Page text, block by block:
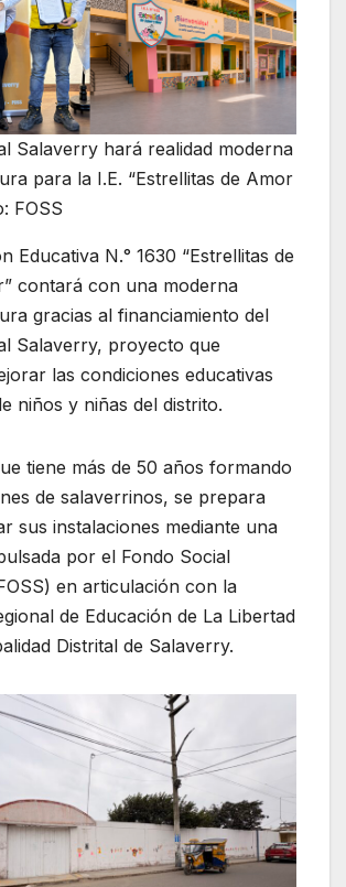
Salaverry hará realidad moderna
para la I.E. “Estrellitas de Amor
FOSS
Educativa N.° 1630 “Estrellitas de
contará con una moderna
gracias al financiamiento del
Salaverry, proyecto que
las condiciones educativas
niños y niñas del distrito.
tiene más de 50 años formando
de salaverrinos, se prepara
sus instalaciones mediante una
por el Fondo Social
en articulación con la
de Educación de La Libertad
Distrital de Salaverry.